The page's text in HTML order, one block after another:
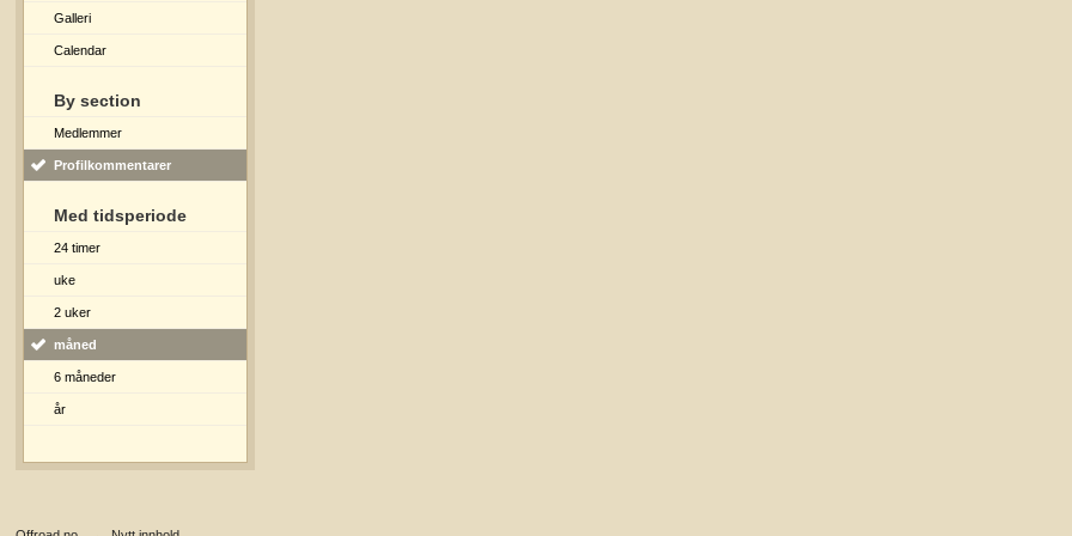
Galleri
Calendar
By section
Medlemmer
Profilkommentarer
Med tidsperiode
24 timer
uke
2 uker
måned
6 måneder
år